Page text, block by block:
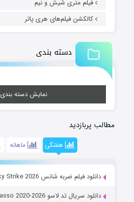
فیلم متری شیش و نیم
کالکشن فیلم‌های هری پاتر
دسته بندی
نمایش دسته بندی
مطالب پربازدید
هفتگی ماهانه
دانلود فیلم ضربه شانس Lucky Strike 2026
دانلود سریال تد لاسو Ted Lasso 2020-2026